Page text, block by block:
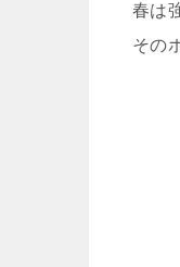
春は
その